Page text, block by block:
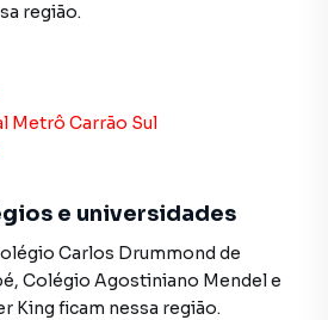
Brito você consegue vender ou
mais rápido do que em imobiliárias
em Vila Gomes Cardim. Isso
de marketing digital focada em
para São Paulo, o que
uma maior chance de vender ou
rápido. Contamos também com um
corretores treinados e uma
preparada para atender
região.
Metrô Carrão Sul
e universidades
Carlos Drummond de
, Colégio Agostiniano Mendele
King ficam nessa região.